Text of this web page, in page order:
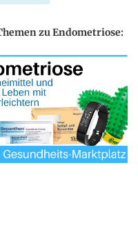
zu Endometriose: